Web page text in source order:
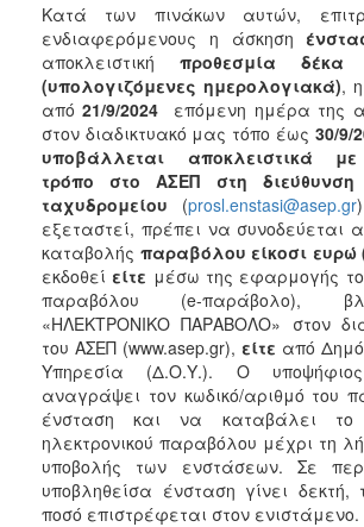
Κατά των πινάκων αυτών,
ενδιαφερόμενους η άσκηση
αποκλειστική προθεσμία
(υπολογιζόμενες ημερολογιακά),
από21/9/2024 επόμενη ημέρα της
στον διαδικτυακό μας τόπο έως 30/9/
υποβάλλεται αποκλειστικά με
τρόπο στο ΑΣΕΠ στη διεύθυνση
ταχυδρομείου (prosl.enstasi@asep.gr
εξεταστεί, πρέπει να συνοδεύεται
καταβολής παραβόλου είκοσι ευρώ
εκδοθεί είτε μέσω της εφαρμογής
παραβόλου (e-παράβολο),
«ΗΛΕΚΤΡΟΝΙΚΟ ΠΑΡΑΒΟΛΟ» στον
του ΑΣΕΠ (www.asep.gr), είτε από
Υπηρεσία (Δ.Ο.Υ.). Ο
αναγράψει τον κωδικό/αριθμό του
ένσταση και να καταβάλει το
ηλεκτρονικού παραβόλου μέχρι τη
υποβολής των ενστάσεων. Σε
υποβληθείσα ένσταση γίνει δεκτή,
ποσό επιστρέφεται στον ενιστάμενο.